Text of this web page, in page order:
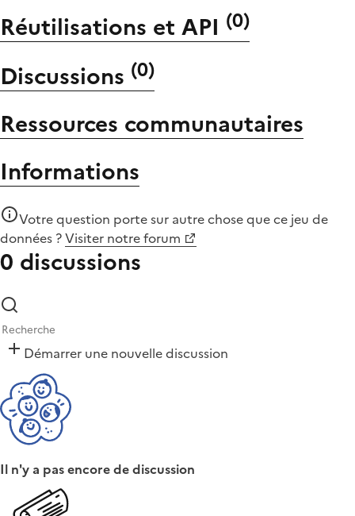
Réutilisations et API (0)
Discussions (0)
Ressources communautaires
Informations
Votre question porte sur autre chose quece jeu de
données ?Visiter notre forum
0 discussions
Démarrer une nouvelle discussion
Il n'y a pas encore de discussion